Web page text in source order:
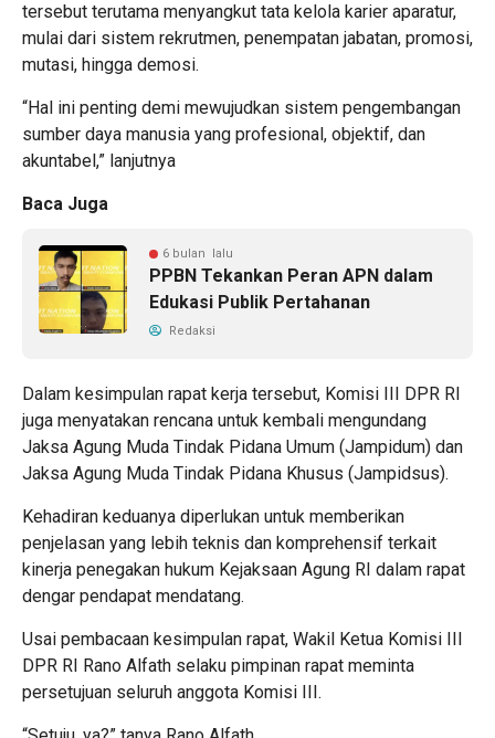
tersebut terutama menyangkut tata kelola karier aparatur,
mulai dari sistem rekrutmen, penempatan jabatan, promosi,
mutasi, hingga demosi.
“Hal ini penting demi mewujudkan sistem pengembangan
sumber daya manusia yang profesional, objektif, dan
akuntabel,” lanjutnya
Baca Juga
6 bulan lalu
PPBN Tekankan Peran APN dalam
Edukasi Publik Pertahanan
Redaksi
Dalam kesimpulan rapat kerja tersebut, Komisi III DPR RI
juga menyatakan rencana untuk kembali mengundang
Jaksa Agung Muda Tindak Pidana Umum (Jampidum) dan
Jaksa Agung Muda Tindak Pidana Khusus (Jampidsus).
Kehadiran keduanya diperlukan untuk memberikan
penjelasan yang lebih teknis dan komprehensif terkait
kinerja penegakan hukum Kejaksaan Agung RI dalam rapat
dengar pendapat mendatang.
Usai pembacaan kesimpulan rapat, Wakil Ketua Komisi III
DPR RI Rano Alfath selaku pimpinan rapat meminta
persetujuan seluruh anggota Komisi III.